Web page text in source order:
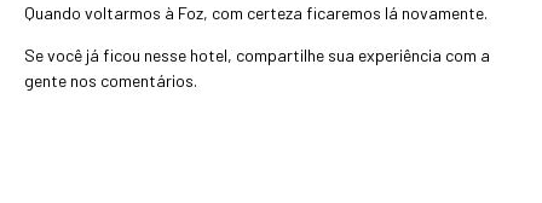
Quando voltarmos à Foz, com certeza ficaremos lá novamente.
Se você já ficou nesse hotel, compartilhe sua experiência com a
gente nos comentários.